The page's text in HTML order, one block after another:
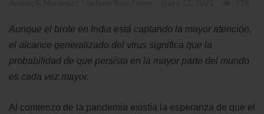
Aunque el brote en India está captando la mayor atención,
el alcance generalizado del virus significa que la
probabilidad de que persista en la mayor parte del mundo
es cada vez mayor.
Al comienzo de la pandemia existía la esperanza de que el